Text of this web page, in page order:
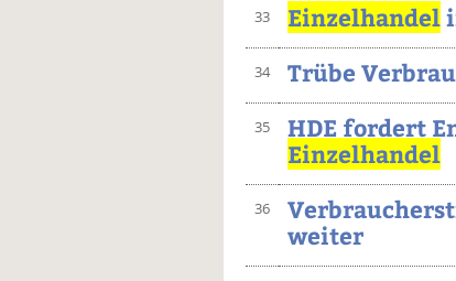
33 Einzelhandel
34 Trübe
35
HDE fordert
Einzelhandel
36
weiter